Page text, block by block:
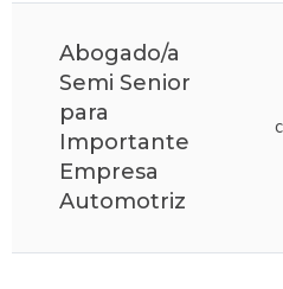
Abogado/a
Semi Senior
para
Importante
Empresa
Automotriz